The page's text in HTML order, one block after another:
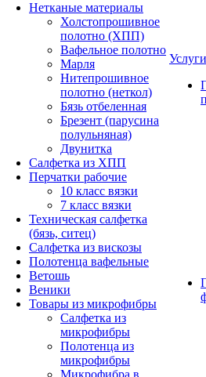
Нетканые материалы
Холстопрошивное
полотно (ХПП)
Вафельное полотно
Марля
Нитепрошивное
полотно (неткол)
Бязь отбеленная
Брезент (парусина
полульняная)
Двунитка
Салфетка из ХПП
Перчатки рабочие
10 класс вязки
7 класс вязки
Техническая салфетка
(бязь, ситец)
Салфетка из вискозы
Полотенца вафельные
Ветошь
Веники
Товары из микрофибры
Салфетка из
микрофибры
Полотенца из
микрофибры
Микрофибра в